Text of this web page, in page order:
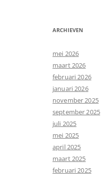
ARCHIEVEN
mei 2026
maart 2026
februari 2026
januari 2026
november 2025
september 2025
juli 2025
mei 2025
april 2025
maart 2025
februari 2025